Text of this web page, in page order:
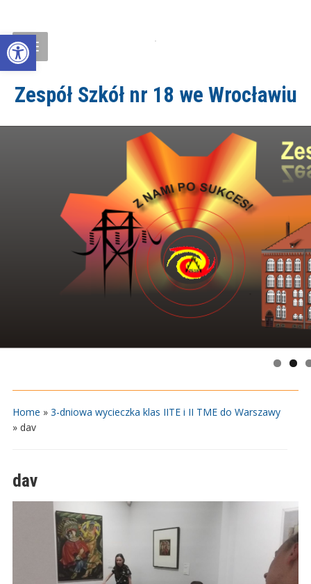
Open toolbar
Zespół Szkół nr 18 we Wrocławiu
Home » 3-dniowa wycieczka klas IITE i II TME do Warszawy
» dav
dav